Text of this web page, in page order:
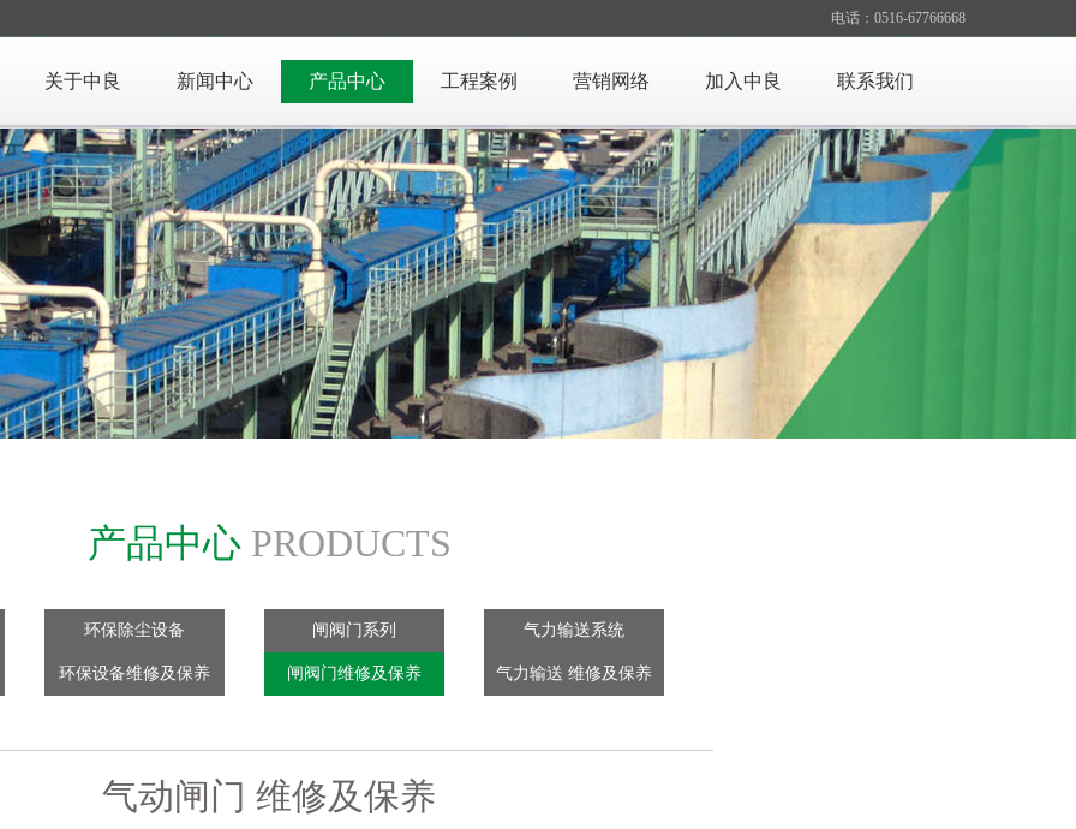
电话：0516-67766668
关于中良 新闻中心 产品中心 工程案例 营销网络 加入中良 联系我们
产品中心 PRODUCTS
环保除尘设备 闸阀门系列 气力输送系统
环保设备维修及保养 闸阀门维修及保养 气力输送 维修及保养
气动闸门 维修及保养